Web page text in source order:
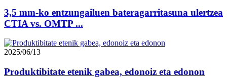
3,5 mm-ko entzungailuen bateragarritasuna ulertzea
CTIA vs. OMTP ...
2025/06/13
Produktibitate etenik gabea, edonoiz eta edonon